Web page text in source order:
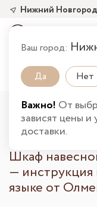
Нижний Новгород
Ваш город:
Да Нет
Важно! От
зависят цены и
доставки.
Главная
Шкаф
Инструкция по
Шкаф
— инструкция
языке от